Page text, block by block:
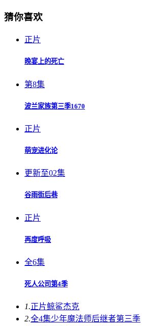
猜你喜欢
正片
晚宴上的死亡
第8集
波兰家族第三季1670
正片
萌宠进化论
更新至02集
谷雨街后巷
正片
再度呼吸
全6集
死人公司第4季
1.正片鲸鲨杰克
2.全4集少年魔法师后继者第三季